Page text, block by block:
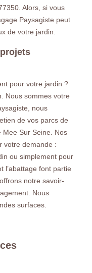
Alors, si vous
Paysagiste peut
de votre jardin.
pour votre jardin ?
Nous sommes votre
nous
de vos parcs de
Mee Sur Seine. Nos
votre demande :
ou simplement pour
l’abattage font partie
notre savoir-
Nous
surfaces.